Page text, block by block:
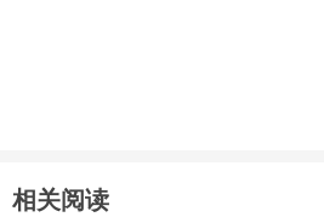
巴中市
2026年
相关阅读